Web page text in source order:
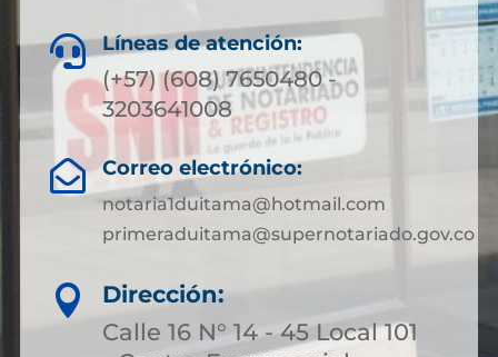
 Líneas de atención:
(+57) (608) 7650480 -
3203641008
 Correo electrónico:
notaria1duitama@hotmail.com
primeraduitama@supernotariado.gov.co

Dirección:
Calle 16 N° 14 - 45 Local 101